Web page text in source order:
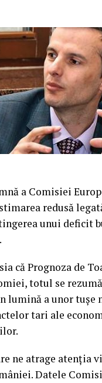
a Comisiei
redusă
unui deficit
că Prognoza de
totul se
lumină a unor tuşe
tari ale
ne atrage atenţia
Datele